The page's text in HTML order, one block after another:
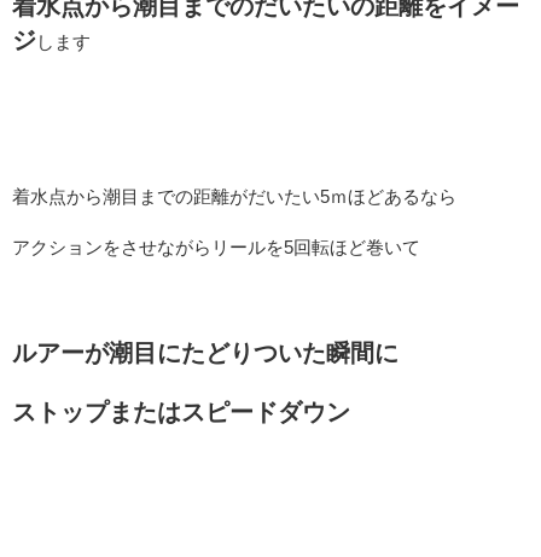
着水点から潮目までのだいたいの距離をイメー
ジします
着水点から潮目までの距離がだいたい5ｍほどあるなら
アクションをさせながらリールを5回転ほど巻いて
ルアーが潮目にたどりついた瞬間に
ストップまたはスピードダウン